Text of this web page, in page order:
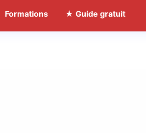
Formations ★ Guide gratuit